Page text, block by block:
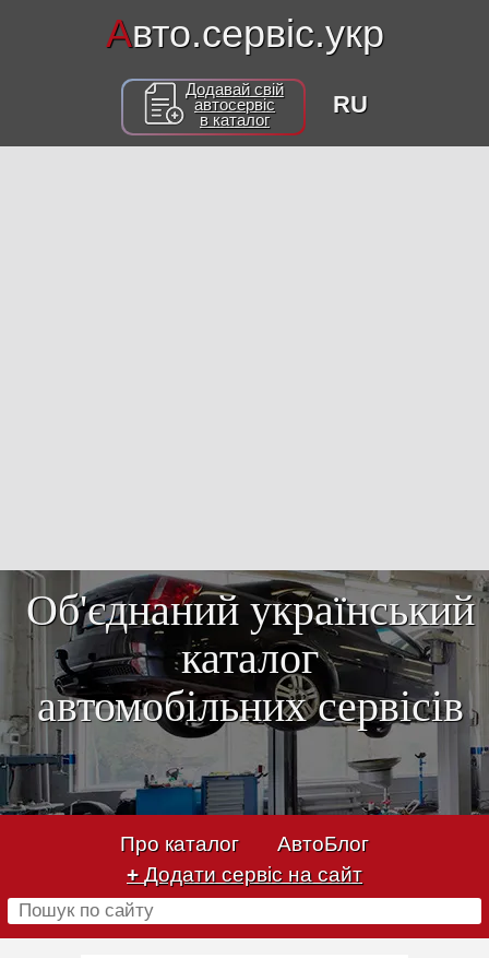
Авто.сервіс.укр
Додавай свій
автосервіс
в каталог
RU
Об'єднаний український
каталог
автомобільних сервісів
Про каталог
АвтоБлог
+ Додати сервіс на сайт